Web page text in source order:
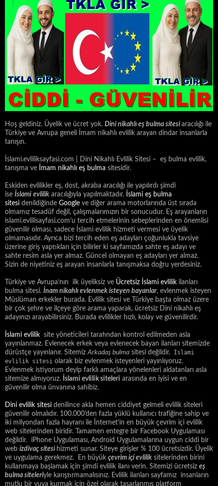
Hoş geldiniz. Üyelik ve ücret yok. Dini nikahlı eş bulma sitesi aracılığı ile
Türkiye ve Avrupa geneli İmam nikahlı evlilik arayan dindar insanlarla
tanışın.
İslami.evliliksayfasi.com | Dini Nikahlı Evlilik Sitesi – eş bulma evlilik,
tanışma ve
İmam nikahlı eş bulma sitesidir.
Eskiden evlilikler eş, dost, akraba aracılığı ile yapılırdı şimdi
ise İslami evlilik aracılığıyla yapılmaktadır. İslami eş bulma
sitesi denildiğinde Google ve diğer arama motorlarında üst sırada
olmamız tesadüf değil, çalışmalarımızın bir sonucudur. Eş arayanların
islami.evlilisayfasi.com’u tercih etmelerinin sebeplerinden en önemlisi
güvenilir olması, sadece İslami evlilik hizmeti vermesi ve üyelik
olmamasıdır. Ayrıca bizi tercih eden eş adayları çoğunlukla tavsiye
üzerine giriş yaptıkları için bilirler ki sayfamızda sahte eş adayı ve
sahte resim asla yer almaz. Güncel olmayan eş adayları yer almaz.
Sizin de niyetiniz eş arayan insanlarla tanışmaksa doğru yerdesiniz.
Türkiye ve Avrupa’nın ilk üyeliksiz ve Ücretsiz İslami evlilik ilanları
bulma sitesi. İnam nikahlı evlenmek isteyen bayanlar, evlenmek isteyen
Müslüman erkekler burada. Evlilik sitesi ve Türkiye başta olmaz üzere
bir çok şehre ve ilçeye göre arama yaparak, ücretsiz Dini nikahlı eş
adayınızı arayabilirsiniz. Burada evlilikler hızlı, kolay ve güvenilirdir.
İslami evlilik site yöneticileri tarafından kontrol edilmeden asla
yayınlanmaz. Evlenecek erkek veya evlenecek bayan ilanları sitemizde
dürüstçe yayınlanır. SitemizArkadaş bulma sitesi değildir. İslami
evlilik sitesi olarak biz evlenmek isteyenleri yayınlıyoruz.
Evlenmek istiyorum deyip farklı amaçlara yönelenleri aldatanları asla
sitemize almıyoruz. İslami evlilik siteleri arasında en iyisi ve en
güvenilir olma ünvanına sahibiz.
Dini evlilik sitesi denilince akla hemen ciddiyet gelmeli evlilik siteleri
güvenilir olmalıdır. 100.000’den fazla yüklü kullanıcı trafiğine sahip ve
iki milyondan fazla hayranı ile İnternet’in en büyük çevrim içi evlilik
web sitelerinden biridir. Tamamen entegre bir Facebook Uygulaması
değildir. iPhone Uygulaması, Android Uygulamalarına uygun ciddi bir
web izdivaç sitesi hizmeti sunar. Siteye girişler % 100 ücretsizdir. Üyelik
ve uygulama gerekmez. En büyük çevrim içi evlilik sitelerinden birini
kullanmaya başlamak için şimdi evlilik ilanı verin. Sitemizi ücretsiz eş
bulma siteleriyle karıştırmamalısınız. Evlilik ilanları sayfamız insanların
mutlu bir yuva kurmak için özel olarak tasarlanmış platform